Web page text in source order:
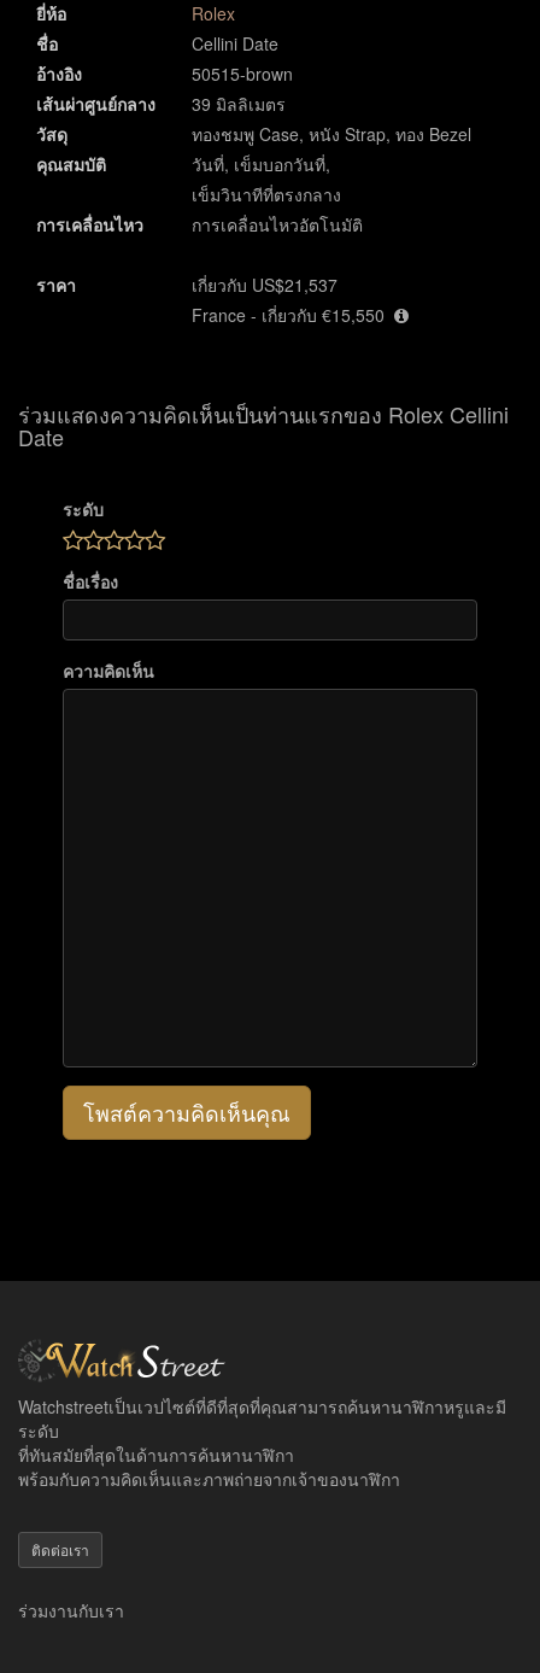
ยี่ห้อ
Rolex
ชื่อ
Cellini Date
อ้างอิง
50515-brown
เส้นผ่าศูนย์กลาง
39 มิลลิเมตร
วัสดุ
ทองชมพู Case, หนัง Strap, ทอง Bezel
คุณสมบัติ
วันที่, เข็มบอกวันที่,
เข็มวินาทีที่ตรงกลาง
การเคลื่อนไหว
การเคลื่อนไหวอัตโนมัติ
ราคา
เกี่ยวกับ US$21,537
France - เกี่ยวกับ €15,550
ร่วมแสดงความคิดเห็นเป็นท่านแรกของ Rolex Cellini
Date
ระดับ
ชื่อเรื่อง
ความคิดเห็น
โพสต์ความคิดเห็นคุณ
Watchstreetเป็นเวปไซต์ที่ดีที่สุดที่คุณสามารถค้นหานาฬิกาหรูและมี
ระดับ
ที่ทันสมัยที่สุดในด้านการค้นหานาฬิกา
พร้อมกับความคิดเห็นและภาพถ่ายจากเจ้าของนาฬิกา
ติดต่อเรา
ร่วมงานกับเรา